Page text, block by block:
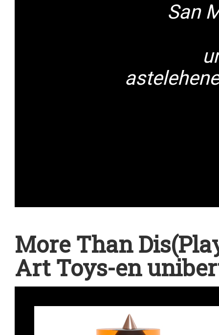
San
More Than
Art Toys-en